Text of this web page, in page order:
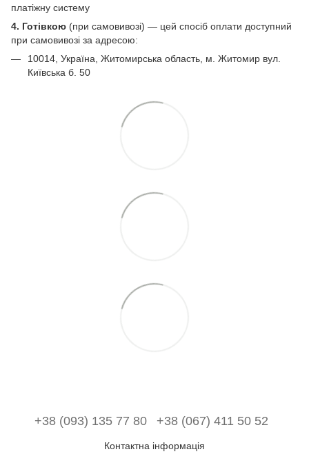
платіжну систему
4. Готівкою (при самовивозі) — цей спосіб оплати доступний
при самовивозі за адресою:
10014, Україна, Житомирська область, м. Житомир вул.
Київська б. 50
+38 (093) 135 77 80 +38 (067) 411 50 52
Контактна інформація